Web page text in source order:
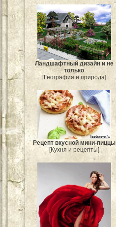
Ландшафтный дизайн и не
только
[География и природа]
Рецепт вкусной мини-пиццы
[Кухня и рецепты]